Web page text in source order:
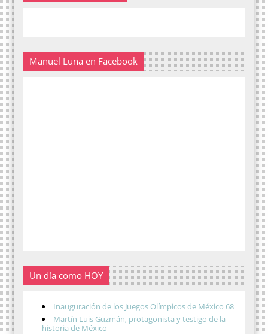
Manuel Luna en Facebook
Un día como HOY
Inauguración de los Juegos Olímpicos de México 68
Martín Luis Guzmán, protagonista y testigo de la
historia de México